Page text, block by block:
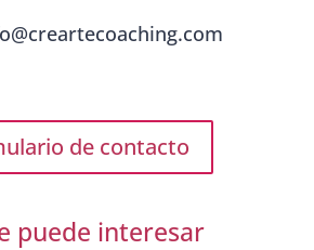
de contacto
puede interesar